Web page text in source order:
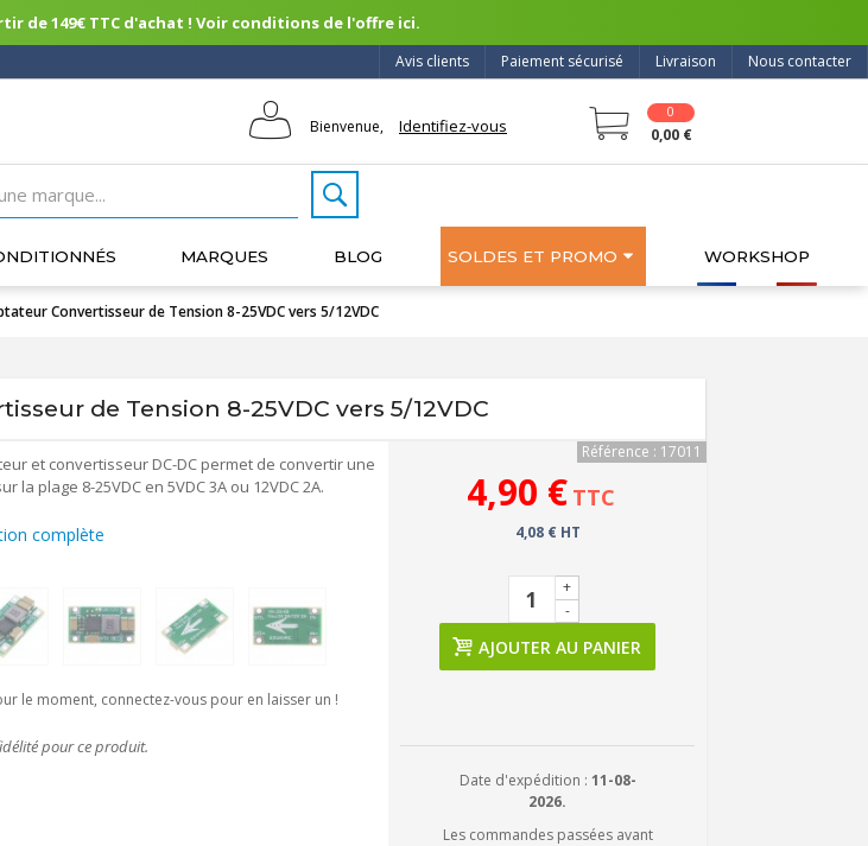
de 149€ TTC d'achat ! Voir conditions de l'offre ici.
Nous contacter
Livraison
Paiement sécurisé
Avis clients
Bienvenue, Identifiez-vous
0
0,00 €
MARQUES BLOG SOLDES ET PROMO WORKSHOP
Convertisseur de Tension 8-25VDC vers 5/12VDC
de Tension 8-25VDC vers 5/12VDC
et convertisseur DC-DC permet de convertir une
la plage 8-25VDC en 5VDC 3A ou 12VDC 2A.
complète
le moment, connectez-vous pour en laisser un !
pour ce produit.
Référence : 17011
4,90 € TTC
4,08 € HT
-
+
AJOUTER AU PANIER
Date d'expédition : 11-08-
2026.
Les commandes passées avant